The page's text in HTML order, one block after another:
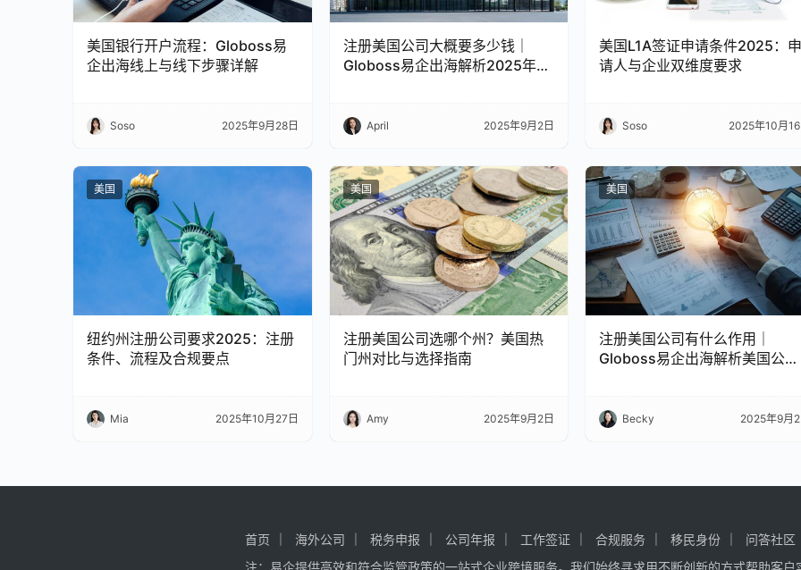
美国银行开户流程：Globoss易
企出海线上与线下步骤详解
Soso 2025年9月28日
注册美国公司大概要多少钱｜
Globoss易企出海解析2025年费
April 2025年9月2日
美国L1A签证申请条件2025：
请人与企业双维度要求
Soso 2025年10月
美国
纽约州注册公司要求2025：注册
条件、流程及合规要点
Mia 2025年10月27日
美国
注册美国公司选哪个州？美国热
门州对比与选择指南
Amy 2025年9月2日
美国
注册美国公司有什么作用｜
Globoss易企出海解析美国公司
Becky 2025年9月
首页 海外公司 税务申报 公司年报 工作签证 合规服务 移民身份
问答社区
注：易企提供高效和符合监管政策的一站式企业跨境服务。我们始终寻求用不断创新的方式帮助客